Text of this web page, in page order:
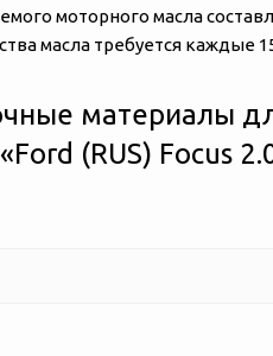
моторного масла
масла требуется каждые
материалы
(RUS) Focus